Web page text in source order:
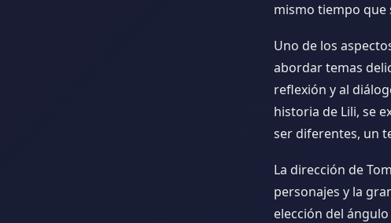
mismo tiempo que
Uno de los
abordar temas
reflexión y al
historia de Lili, se
ser diferentes, un
La dirección de
personajes y la
elección del